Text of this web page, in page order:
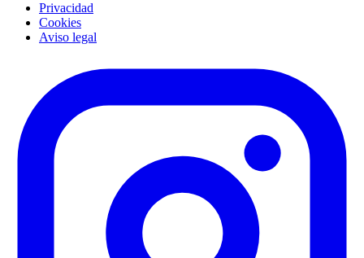
Privacidad
Cookies
Aviso legal